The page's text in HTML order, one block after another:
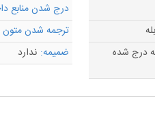
درج شدن منابع
بله ترجمه شدن متون
درج شده
ضمیمه: ندارد